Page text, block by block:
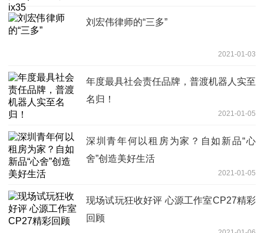
刘宏伟律师的“三多”
2021-01-03
年度最具社会责任品牌，普渡机器人实至
名归！
2021-01-05
深圳青年何以租房为家？自如新品“心
舍”创造美好生活
2021-01-05
现场试玩狂收好评 心源工作室CP27精彩
回顾